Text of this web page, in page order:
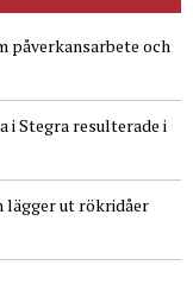
påverkansarbete och
i Stegra resulterade i
lägger ut rökridåer